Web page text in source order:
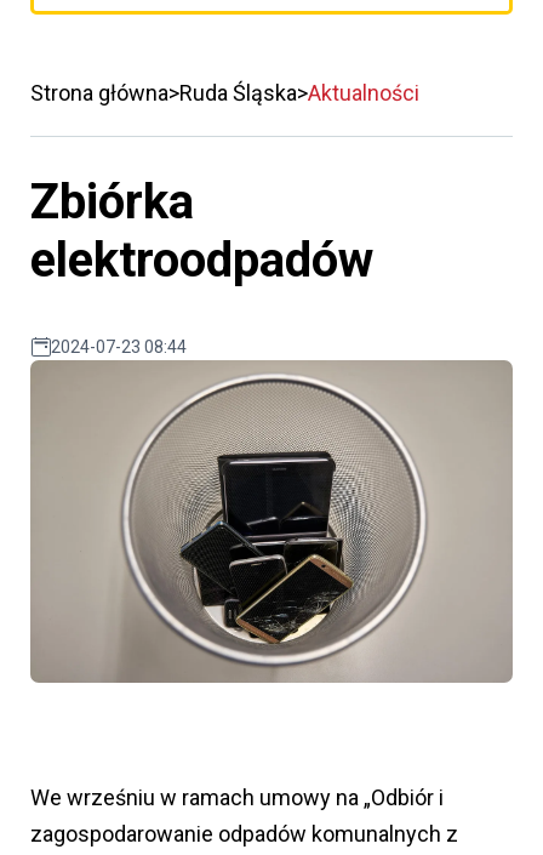
Strona główna Ruda Śląska Aktualności
Zbiórka
elektroodpadów
2024-07-23 08:44
We wrześniu w ramach umowy na „Odbiór i
zagospodarowanie odpadów komunalnych z